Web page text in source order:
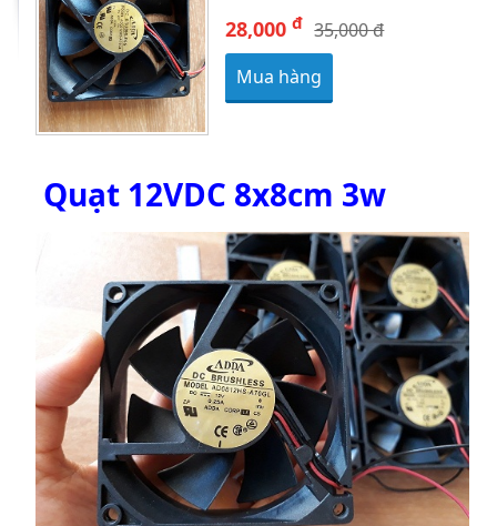
28,000đ 35,000 đ
Mua hàng
Quạt 12VDC 8x8cm 3w